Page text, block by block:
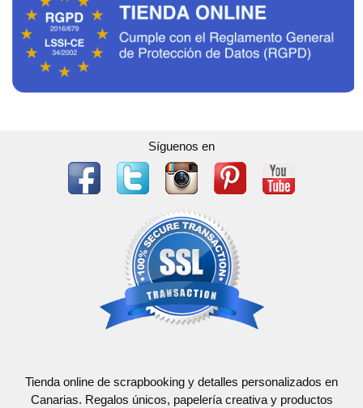
Síguenos en
Tienda online de scrapbooking y detalles personalizados en
Canarias. Regalos únicos, papelería creativa y productos